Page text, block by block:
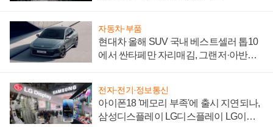
자동차·부품
현대차 올해 SUV 국내 베스트셀러 톱10
에서 싼타페만 자리매김, 그랜저·아반떼
전자·전기·정보통신
아이폰18 '메모리 부족'에 출시 지연되나,
삼성디스플레이 LG디스플레이 LG이노